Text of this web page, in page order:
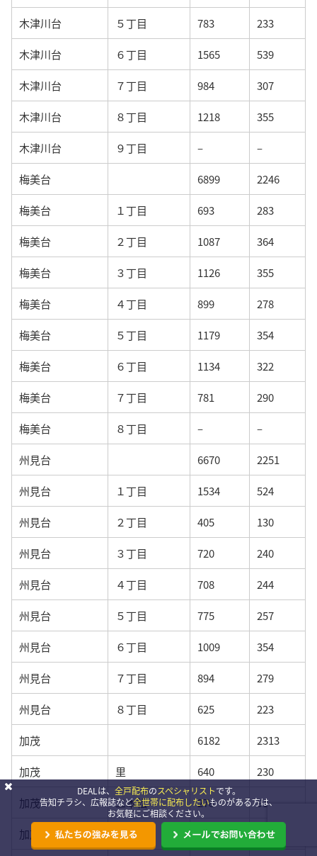
木津川台 ５丁目 783 233
木津川台 ６丁目 1565 539
木津川台 ７丁目 984 307
木津川台 ８丁目 1218 355
木津川台 ９丁目 – –
梅美台 6899 2246
梅美台 １丁目 693 283
梅美台 ２丁目 1087 364
梅美台 ３丁目 1126 355
梅美台 ４丁目 899 278
梅美台 ５丁目 1179 354
梅美台 ６丁目 1134 322
梅美台 ７丁目 781 290
梅美台 ８丁目 – –
州見台 6670 2251
州見台 １丁目 1534 524
州見台 ２丁目 405 130
州見台 ３丁目 720 240
州見台 ４丁目 708 244
州見台 ５丁目 775 257
州見台 ６丁目 1009 354
州見台 ７丁目 894 279
州見台 ８丁目 625 223
加茂 6182 2313
加茂 里 640 230
加茂 二本松 278 91
加茂 高田 296 93
DEALは、 全戸配布のスペシャリストです。
告知チラシ、広報誌など全世帯に配布したいものがある方は、
お気軽にご相談ください。